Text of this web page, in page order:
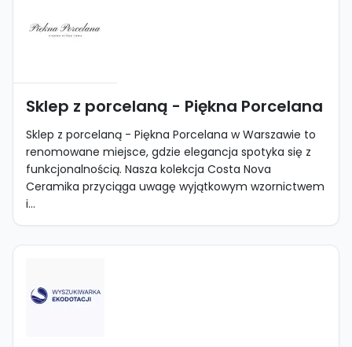
Sklep z porcelaną - Piękna Porcelana
Sklep z porcelaną - Piękna Porcelana w Warszawie to
renomowane miejsce, gdzie elegancja spotyka się z
funkcjonalnością. Nasza kolekcja Costa Nova
Ceramika przyciąga uwagę wyjątkowym wzornictwem
i...